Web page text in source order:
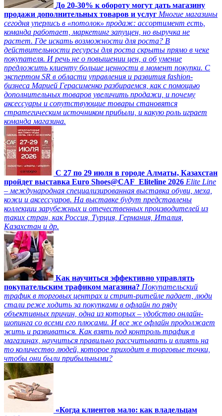
До 20-30% к обороту могут дать магазину
продажи дополнительных товаров и услуг Многие магазины
сегодня уперлись в «потолок» продаж: ассортимент есть,
команда работает, маркетинг запущен, но выручка не
растет. Где искать возможности для роста? В
действительности ресурсы для роста скрыты прямо в чеке
покупателя. И речь не о повышении цен, а об умение
предложить клиенту больше ценности в момент покупки. С
экспертом SR в области управления и развития fashion-
бизнеса Марией Герасименко разбираемся, как с помощью
дополнительных товаров увеличить продажи, и почему
аксессуары и сопутствующие товары становятся
стратегическим источником прибыли, и какую роль играет
команда магазина.
C 27 по 29 июля в городе Алматы, Казахстан
пройдет выставка Euro Shoes@CAF_Eliteline 2026 Elite Line
– международная специализированная выставка обуви, меха,
кожи и аксессуаров. На выставке будут представлены
коллекции зарубежных и отечественных производителей из
таких стран, как Россия, Турция, Германия, Италия,
Казахстан и др.
Как научиться эффективно управлять
покупательским трафиком магазина? Покупательский
трафик в торговых центрах и стрит-ритейле падает, люди
стали реже ходить за покупками в офлайн по ряду
объективных причин, одна из которых – удобство онлайн-
шопинга со всеми его плюсами. И все же офлайн продолжает
жить и развиваться. Как взять под контроль трафик в
магазинах, научиться правильно рассчитывать и влиять на
то количество людей, которое приходит в торговые точки,
чтобы они были прибыльными?
«Когда клиентов мало: как владельцам